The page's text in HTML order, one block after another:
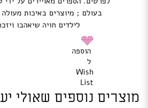
בעולם ; מיוצרים באיכות מעולה
לילדים חויה שיאהבו
הוספה
ל
Wish
List
מוצרים נוספים שאולי